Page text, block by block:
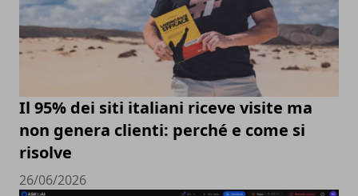
Il 95% dei siti italiani riceve visite ma
non genera clienti: perché e come si
risolve
26/06/2026